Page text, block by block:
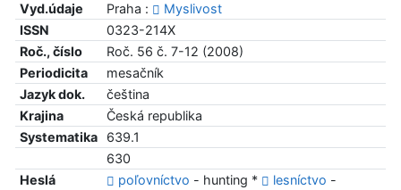
Vyd.údaje
Praha :
Myslivost
ISSN
0323-214X
Roč., číslo
Roč. 56 č. 7-12 (2008)
Periodicita
mesačník
Jazyk dok.
čeština
Krajina
Česká republika
Systematika
639.1
630
Heslá
poľovníctvo - hunting * lesníctvo -